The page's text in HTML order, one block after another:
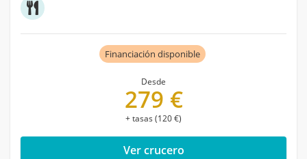
Financiación disponible
Desde
279 €
+ tasas (120 €)
Ver crucero